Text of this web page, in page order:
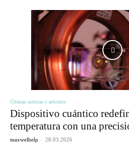
Últimas noticias y artículos
Dispositivo cuántico
temperatura con una
maxwelhelp - 28.03.2026